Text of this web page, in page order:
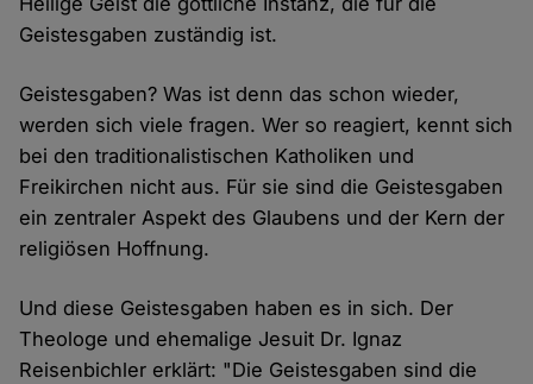
Geistesgaben zuständig ist.
Geistesgaben? Was ist denn das schon wieder,
werden sich viele fragen. Wer so reagiert, kennt sich
bei den traditionalistischen Katholiken und
Freikirchen nicht aus. Für sie sind die Geistesgaben
ein zentraler Aspekt des Glaubens und der Kern der
religiösen Hoffnung.
Und diese Geistesgaben haben es in sich. Der
Theologe und ehemalige Jesuit Dr. Ignaz
Reisenbichler erklärt: "Die Geistesgaben sind die